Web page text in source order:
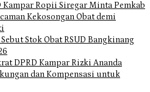
Ropii Siregar Minta Pemkab
Kekosongan Obat demi
Stok Obat RSUD Bangkinang
DPRD Kampar Rizki Ananda
dan Kompensasi untuk